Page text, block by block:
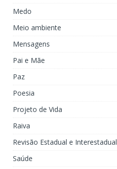
Medo
Meio ambiente
Mensagens
Pai e Mãe
Paz
Poesia
Projeto de Vida
Raiva
Revisão Estadual e Interestadual
Saúde